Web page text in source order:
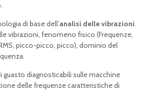
di base dell’analisi delle vibrazioni.
vibrazioni, fenomeno fisico (Frequenze,
picco-picco, picco), dominio del
guasto diagnosticabili sulle macchine
delle frequenze caratteristiche di